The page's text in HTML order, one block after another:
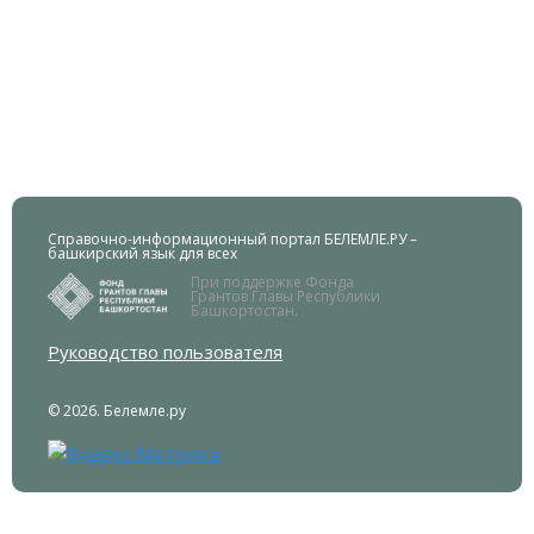
Справочно-информационный портал БЕЛЕМЛЕ.РУ –
башкирский язык для всех
При поддержке Фонда
Грантов Главы Республики
Башкортостан.
Руководство пользователя
© 2026. Белемле.ру